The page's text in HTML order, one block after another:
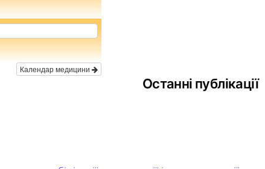
Календар медицини
Останні публікації